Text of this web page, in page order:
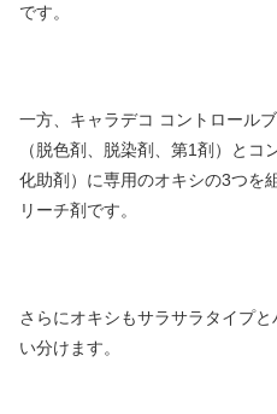
です。
一方、キャラデコ コントロール
（脱色剤、脱染剤、第1剤）と
化助剤）に専用のオキシの3つを
リーチ剤です。
さらにオキシもサラサラタイプ
い分けます。